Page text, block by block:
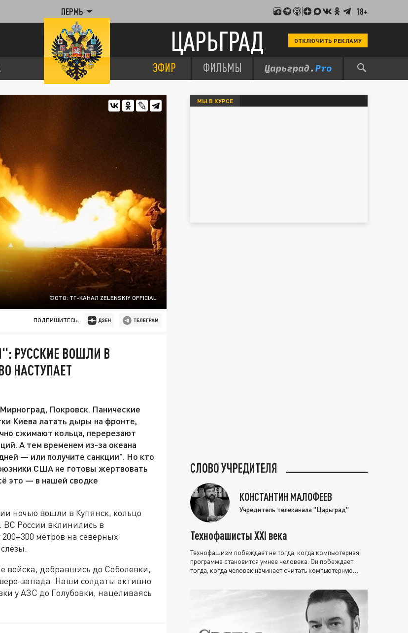
ПЕРМЬ 18+
ЦАРЬГРАД ОТКЛЮЧИТЬ РЕКЛАМУ
ЭФИР ФИЛЬМЫ
ФОТО: ТГ-КАНАЛ ZELENSKIY OFFICIAL
ПОДПИШИТЕСЬ:
РУССКИЕ ВОШЛИ В
НАСТУПАЕТ
Покровск. Панические
Киева латать дыры на фронте,
сжимают кольца, перерезают
А тем временем из-за океана
— или получите санкции". Но кто
США не готовы жертвовать
это — в нашей сводке
ночью вошли в Купянск, кольцо
ВС России вклинились в
метров на северных
войска, добравшись до Соболевки,
запада. Наши солдаты активно
у АЗС до Голубовки, нацеливаясь
МЫ В КУРСЕ
СЛОВО УЧРЕДИТЕЛЯ
КОНСТАНТИН МАЛОФЕЕВ
Учредитель телеканала "Царьград"
Технофашисты XXI века
Технофашизм побеждает не тогда, когда компьютерная
программа становится умнее человека. Он побеждает
тогда, когда человек начинает считать компьютерную